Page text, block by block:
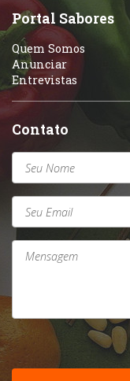
Portal Sabores
Quem Somos
Anunciar
Entrevistas
Contato